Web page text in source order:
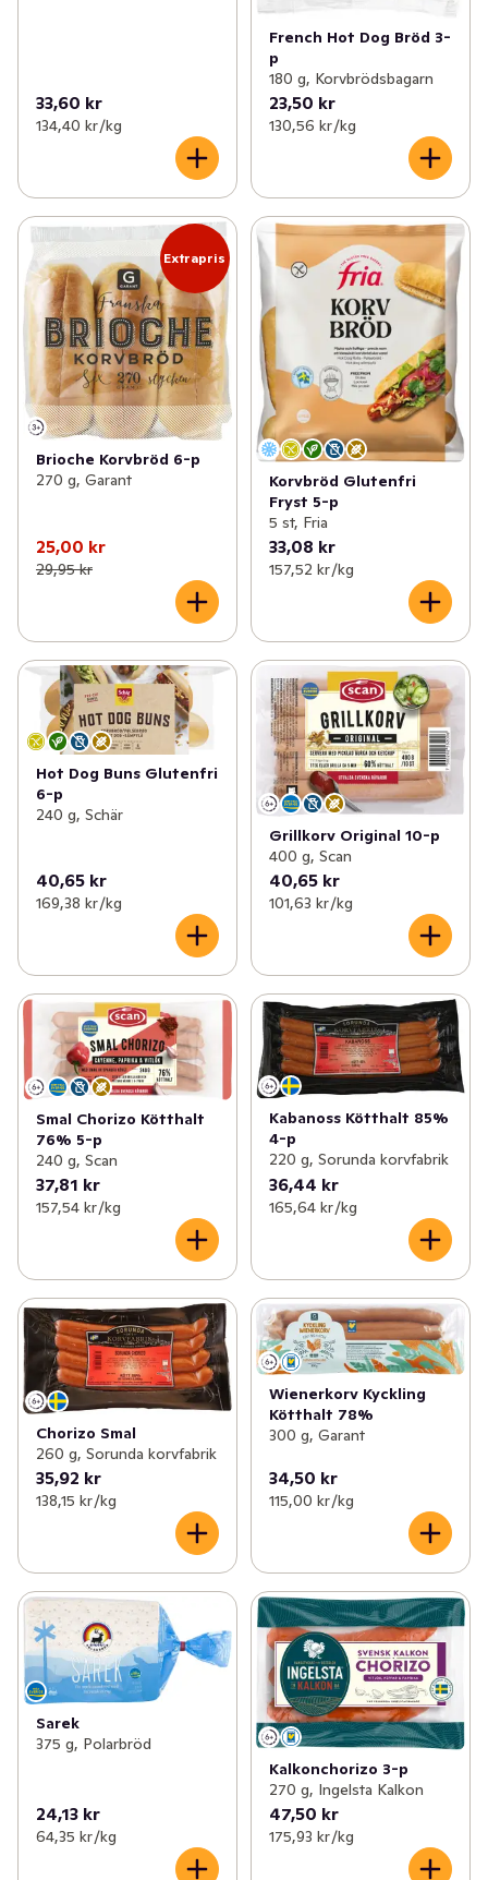
33,60 kr
134,40 kr /kg
French Hot Dog Bröd 3-
p
180 g, Korvbrödsbagarn
23,50 kr
130,56 kr /kg
Extrapris
Brioche Korvbröd 6-p
270 g, Garant
25,00 kr
29,95 kr
Korvbröd Glutenfri
Fryst 5-p
5 st, Fria
33,08 kr
157,52 kr /kg
Hot Dog Buns Glutenfri
6-p
240 g, Schär
40,65 kr
169,38 kr /kg
Grillkorv Original 10-p
400 g, Scan
40,65 kr
101,63 kr /kg
Smal Chorizo Kötthalt
76% 5-p
240 g, Scan
37,81 kr
157,54 kr /kg
Kabanoss Kötthalt 85%
4-p
220 g, Sorunda korvfabrik
36,44 kr
165,64 kr /kg
Chorizo Smal
260 g, Sorunda korvfabrik
35,92 kr
138,15 kr /kg
Wienerkorv Kyckling
Kötthalt 78%
300 g, Garant
34,50 kr
115,00 kr /kg
Sarek
375 g, Polarbröd
24,13 kr
64,35 kr /kg
Kalkonchorizo 3-p
270 g, Ingelsta Kalkon
47,50 kr
175,93 kr /kg